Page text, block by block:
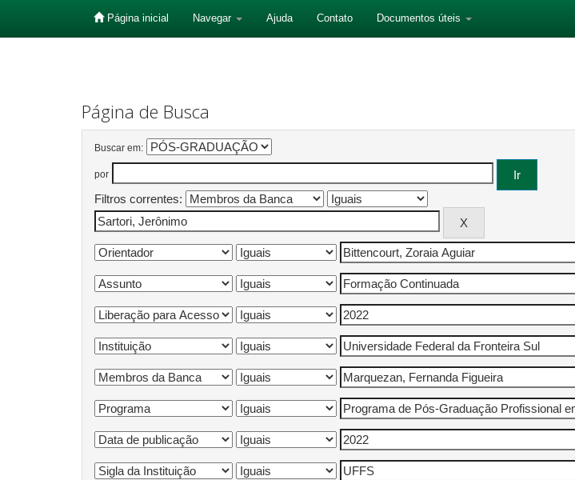
Página inicial Navegar Ajuda Contato Documentos úteis
Página de Busca
Buscar em:
por
Filtros correntes: